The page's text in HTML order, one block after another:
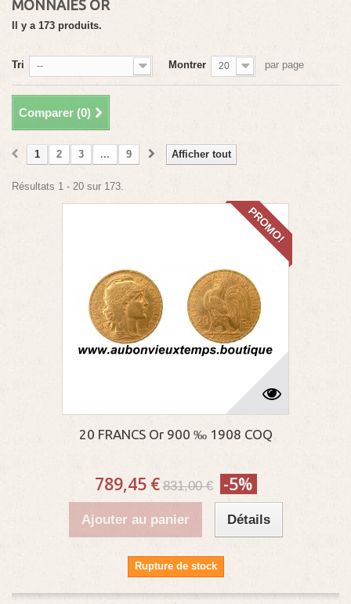
MONNAIES OR
Il y a 173 produits.
Tri -- Montrer 20 par page
Comparer (0)
Afficher tout
1 2 3 ... 9
Résultats 1 - 20 sur 173.
PROMO!
20 FRANCS Or 900 ‰ 1908 COQ
789,45 € 831,00 € -5%
Ajouter au panier Détails
Rupture de stock